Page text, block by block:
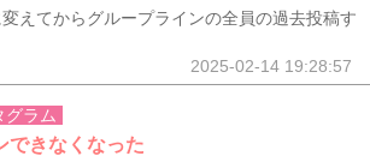
えてからグループラインの全員の過去投稿す
2025-02-14 19:28:57
グラム
できなくなった